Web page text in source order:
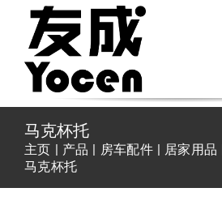
首页
关于我们
马克杯托
主页 产品 房车配件 居家用品
马克杯托